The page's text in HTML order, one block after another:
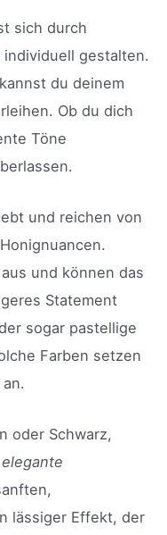
sich durch
individuell gestalten.
du deinem
Ob du dich
Töne
und reichen von
und können das
Statement
sogar pastellige
Farben setzen
oder Schwarz,
elegante
lässiger Effekt, der